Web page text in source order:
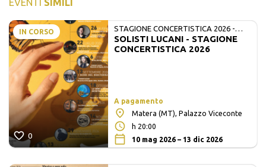
EVENTI SIMILI
IN CORSO
0
STAGIONE CONCERTISTICA 2026 -
MATE E SOLISTI LUCANI
SOLISTI LUCANI - STAGIONE
CONCERTISTICA 2026
A pagamento
Matera (MT), Palazzo Viceconte
h 20:00
10 mag 2026 – 13 dic 2026